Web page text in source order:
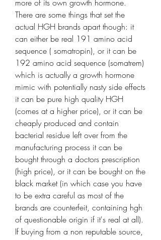
more of its own growth hormone.
There are some things that set the
actual HGH brands apart though: it
can either be real 191 amino acid
sequence ( somatropin), or it can be
192 amino acid sequence (somatrem)
which is actually a growth hormone
mimic with potentially nasty side effects
it can be pure high quality HGH
(comes at a higher price), or it can be
cheaply produced and contain
bacterial residue left over from the
manufacturing process it can be
bought through a doctors prescription
(high price), or it can be bought on the
black market (in which case you have
to be extra careful as most of the
brands are counterfeit, containing hgh
of questionable origin if it's real at all).
If buying from a non reputable source,